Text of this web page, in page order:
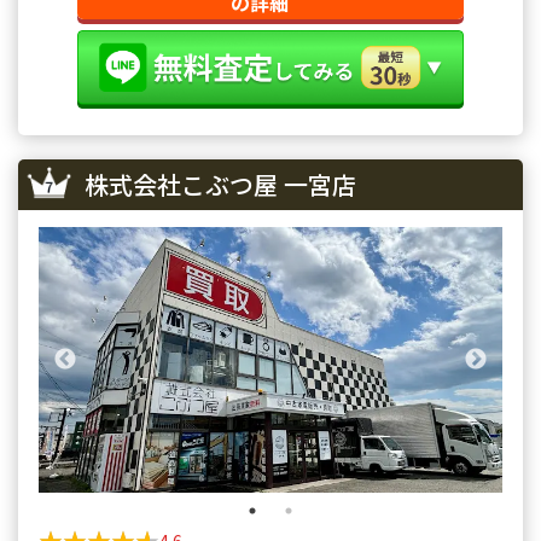
株式会社こぶつ屋 一宮店